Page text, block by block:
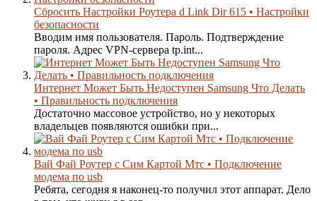
Сбросить Настройки Роутера d Link Dir 615 • Настройки
безопасности
Вводим имя пользователя. Пароль. Подтверждение
пароля. Адрес VPN-сервера tp.int...
Интернет Может Быть Недоступен Samsung Что Делать
• Правильность подключения
Достаточно массовое устройство, но у некоторых
владельцев появляются ошибки при...
Вай Фай Роутер с Сим Картой Мтс • Подключение
модема по usb
Ребята, сегодня я наконец-то получил этот аппарат. Дело